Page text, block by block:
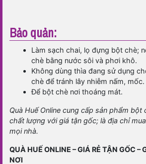
Bảo quản:
Làm sạch chai, lọ đựng bột chè;
chè bằng nước sôi và phơi khô.
Không dùng thìa đang sử dụng
chè để tránh lây nhiễm nấm, mốc.
Để bột chè nơi thoáng mát.
Quà Huế Online cung cấp sản phẩm bột
chất lượng với giá tận gốc; là địa chỉ
mọi nhà.
QUÀ HUẾ ONLINE – GIÁ RẺ TẬN GỐC –
NƠI